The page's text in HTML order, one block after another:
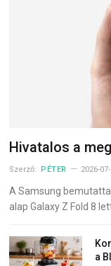
Hivatalos a
Szerző: PÉTER 2026-
A Samsung
alap Galaxy Z Fold 8 lett
a